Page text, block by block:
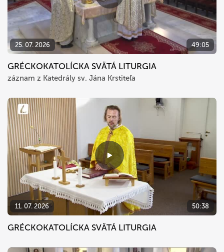
25. 07. 2026 49:05
GRÉCKOKATOLÍCKA SVÄTÁ LITURGIA
záznam z Katedrály sv. Jána Krstiteľa
11. 07. 2026 50:38
GRÉCKOKATOLÍCKA SVÄTÁ LITURGIA